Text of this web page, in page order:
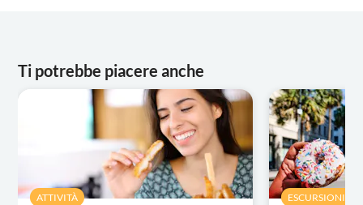
Ti potrebbe piacere anche
ATTIVITÀ ESCURSIONI E